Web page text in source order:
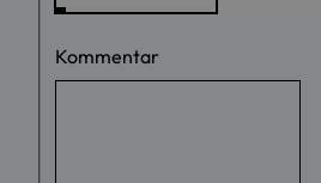
Kommentar